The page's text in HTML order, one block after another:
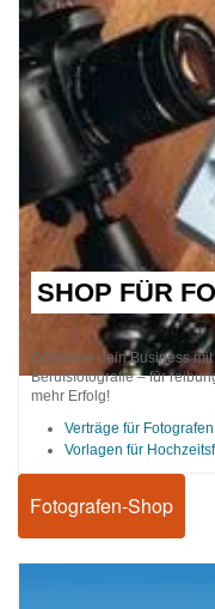
SHOP FÜR
Optimiere dein Business
Berufsfotografie – für
mehr Erfolg!
Verträge für Fotografen
Vorlagen für
Fotografen-Shop